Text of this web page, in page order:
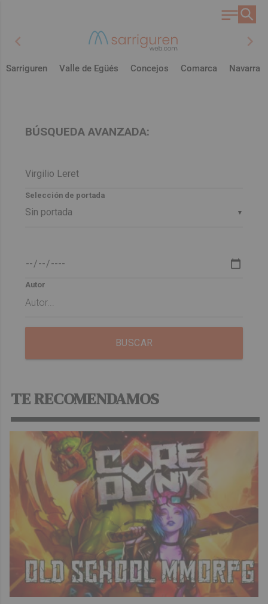
chevron_left chevron_right
Sarriguren Valle de Egüés Concejos Comarca Navarra
BÚSQUEDA AVANZADA:
▼
Selección de portada
Autor
BUSCAR
TE RECOMENDAMOS